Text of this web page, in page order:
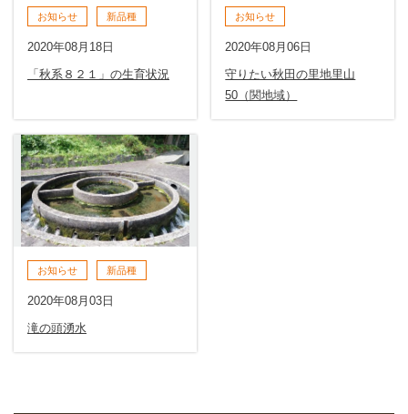
お知らせ 新品種
2020年08月18日
「秋系８２１」の生育状況
お知らせ
2020年08月06日
守りたい秋田の里地里山
50（関地域）
お知らせ 新品種
2020年08月03日
滝の頭湧水